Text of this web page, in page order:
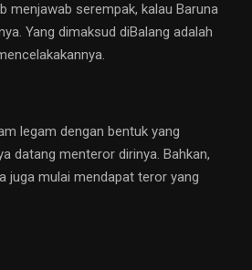
menjawab serempak, kalau Baruna
Yang dimaksud diBalang adalah
legam dengan bentuk yang
datang menteror dirinya. Bahkan,
juga mulai mendapat teror yang